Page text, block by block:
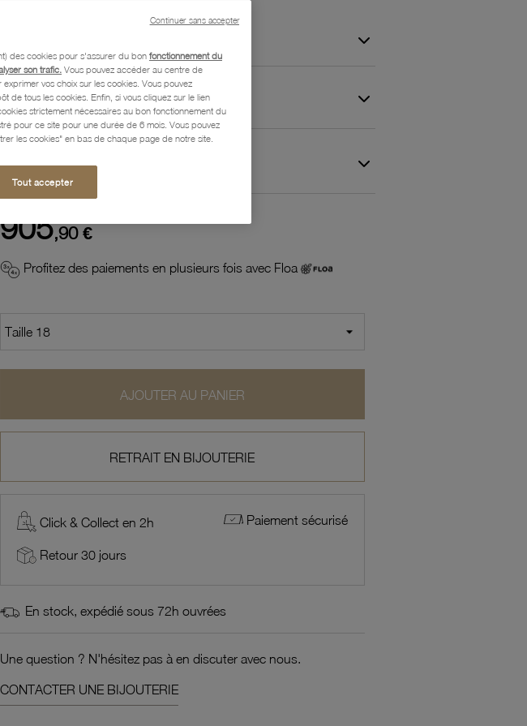
Caractéristiques détaillées
Paiement, Livraison, Retours et Garantie
905,90 €
Profitez des paiements en plusieurs fois avec Floa
AJOUTER AU PANIER
RETRAIT EN BIJOUTERIE
Click & Collect en 2h Paiement sécurisé
Retour 30 jours
En stock, expédié sous 72h ouvrées
Une question ? N'hésitez pas à en discuter avec nous.
CONTACTER UNE BIJOUTERIE
des cookies pour s'assurer du bon fonctionnement du
son trafic. Vous pouvez accéder au centre de
vos choix sur les cookies. Vous pouvez
de tous les cookies. Enfin, si vous cliquez sur le lien
strictement nécessaires au bon fonctionnement du
pour ce site pour une durée de 6 mois. Vous pouvez
les cookies" en bas de chaque page de notre site.
Tout accepter
Continuer sans accepter